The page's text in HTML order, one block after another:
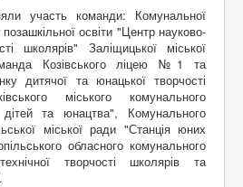
участь команди: Комунальної
освіти "Центр науково-
школярів" Заліщицької міської
Козівського ліцею №1 та
дитячої та юнацької творчості
міського комунального
та юнацтва", Комунального
міської ради "Станція юних
обласного комунального
творчості школярів та